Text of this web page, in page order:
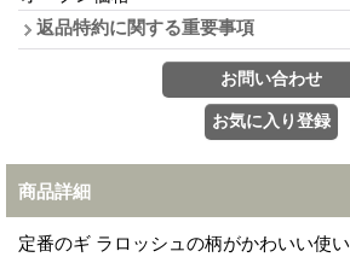
返品特約に関する重要事項
商品詳細
定番のギ ラロッシュの柄がかわいい使